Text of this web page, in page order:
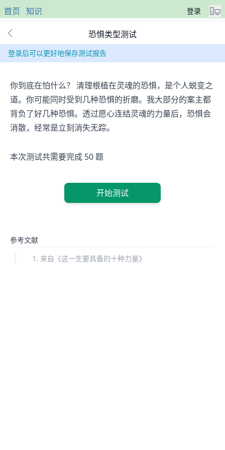
首页 知识 登录
恐惧类型测试
登录后可以更好地保存测试报告
你到底在怕什么？ 清理根植在灵魂的恐惧，是个人蜕变之
道。你可能同时受到几种恐惧的折磨。我大部分的案主都
背负了好几种恐惧。透过愿心连结灵魂的力量后，恐惧会
消散，经常是立刻消失无踪。
本次测试共需要完成 50 题
开始测试
参考文献
来自《这一生要具备的十种力量》